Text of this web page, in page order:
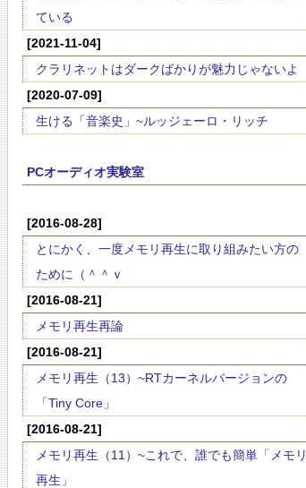
ている
[2021-11-04]
クラリネットはダークばかりが魅力じゃないよ
[2020-07-09]
生ける「音楽史」~ルッジェーロ・リッチ
PCオーディオ実験室
[2016-08-28]
とにかく、一度メモリ再生に取り組みたい方の
ために（＾＾ｖ
[2016-08-21]
メモリ再生再論
[2016-08-21]
メモリ再生（13）~RTカーネルバージョンの
「Tiny Core」
[2016-08-21]
メモリ再生（11）~これで、誰でも簡単「メモリ
再生」